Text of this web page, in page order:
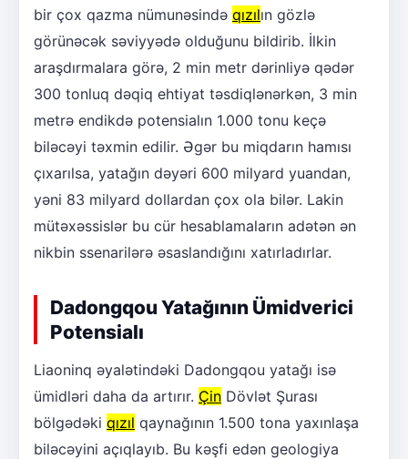
bir çox qazma nümunəsində qızılın gözlə
görünəcək səviyyədə olduğunu bildirib. İlkin
araşdırmalara görə, 2 min metr dərinliyə qədər
300 tonluq dəqiq ehtiyat təsdiqlənərkən, 3 min
metrə endikdə potensialın 1.000 tonu keçə
biləcəyi təxmin edilir. Əgər bu miqdarın hamısı
çıxarılsa, yatağın dəyəri 600 milyard yuandan,
yəni 83 milyard dollardan çox ola bilər. Lakin
mütəxəssislər bu cür hesablamaların adətən ən
nikbin ssenarilərə əsaslandığını xatırladırlar.
Dadongqou Yatağının Ümidverici
Potensialı
Liaoninq əyalətindəki Dadongqou yatağı isə
ümidləri daha da artırır. Çin Dövlət Şurası
bölgədəki qızıl qaynağının 1.500 tona yaxınlaşa
biləcəyini açıqlayıb. Bu kəşfi edən geologiya